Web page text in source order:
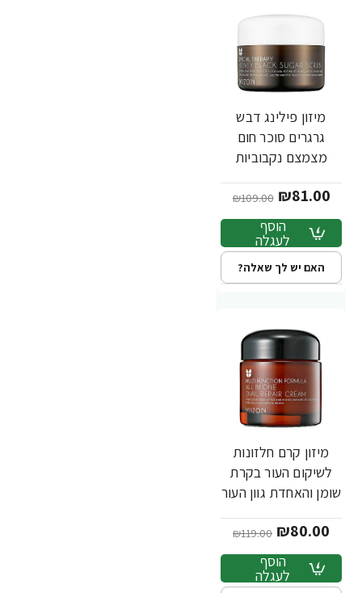
-26%מיזון פילינג דבש
גרגרים סוכר חום
מצמצם נקבוביות
90 גרם - מבית Mizon₪81.00
₪109.00
הוסף
לעגלה
האם יש לך שאלה?
-33%
מיזון קרם חלזונות
לשיקום העור בקרת
שומן והאחדת גוון העור
Mizon
₪80.00
₪119.00
הוסף
לעגלה